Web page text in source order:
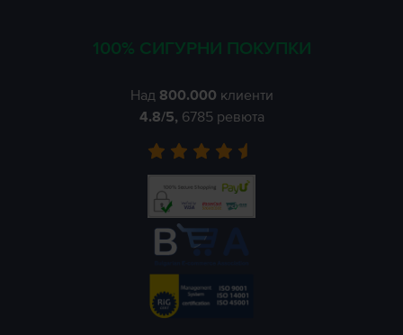
100% СИГУРНИ ПОКУПКИ
Над 800.000 клиенти
4.8/5, 6785 ревюта